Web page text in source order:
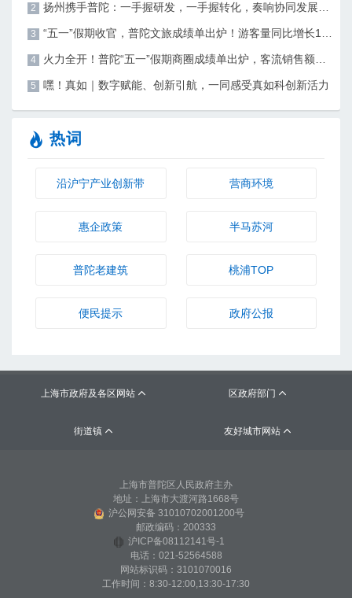
上海市政府及各区网站  区政府部门 
街道镇  友好城市网站 
上海市普陀区人民政府主办
地址：上海市大渡河路1668号
沪公网安备 31010702001200号
邮政编码：200333
沪ICP备08112141号-1
电话：021-52564588
网站标识码：3101070016
工作时间：8:30-12:00,13:30-17:30